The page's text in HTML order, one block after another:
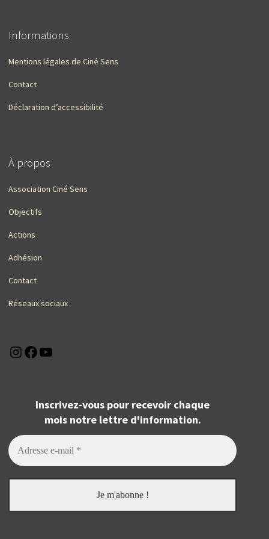
Informations
Mentions légales de Ciné Sens
Contact
Déclaration d’accessibilité
À propos
Association Ciné Sens
Objectifs
Actions
Adhésion
Contact
Réseaux sociaux
Instagram
Facebook
Inscrivez-vous pour recevoir chaque
mois notre lettre d'information.